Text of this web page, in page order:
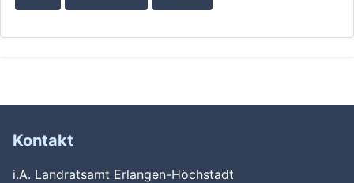
Kontakt
i.A. Landratsamt Erlangen-Höchstadt